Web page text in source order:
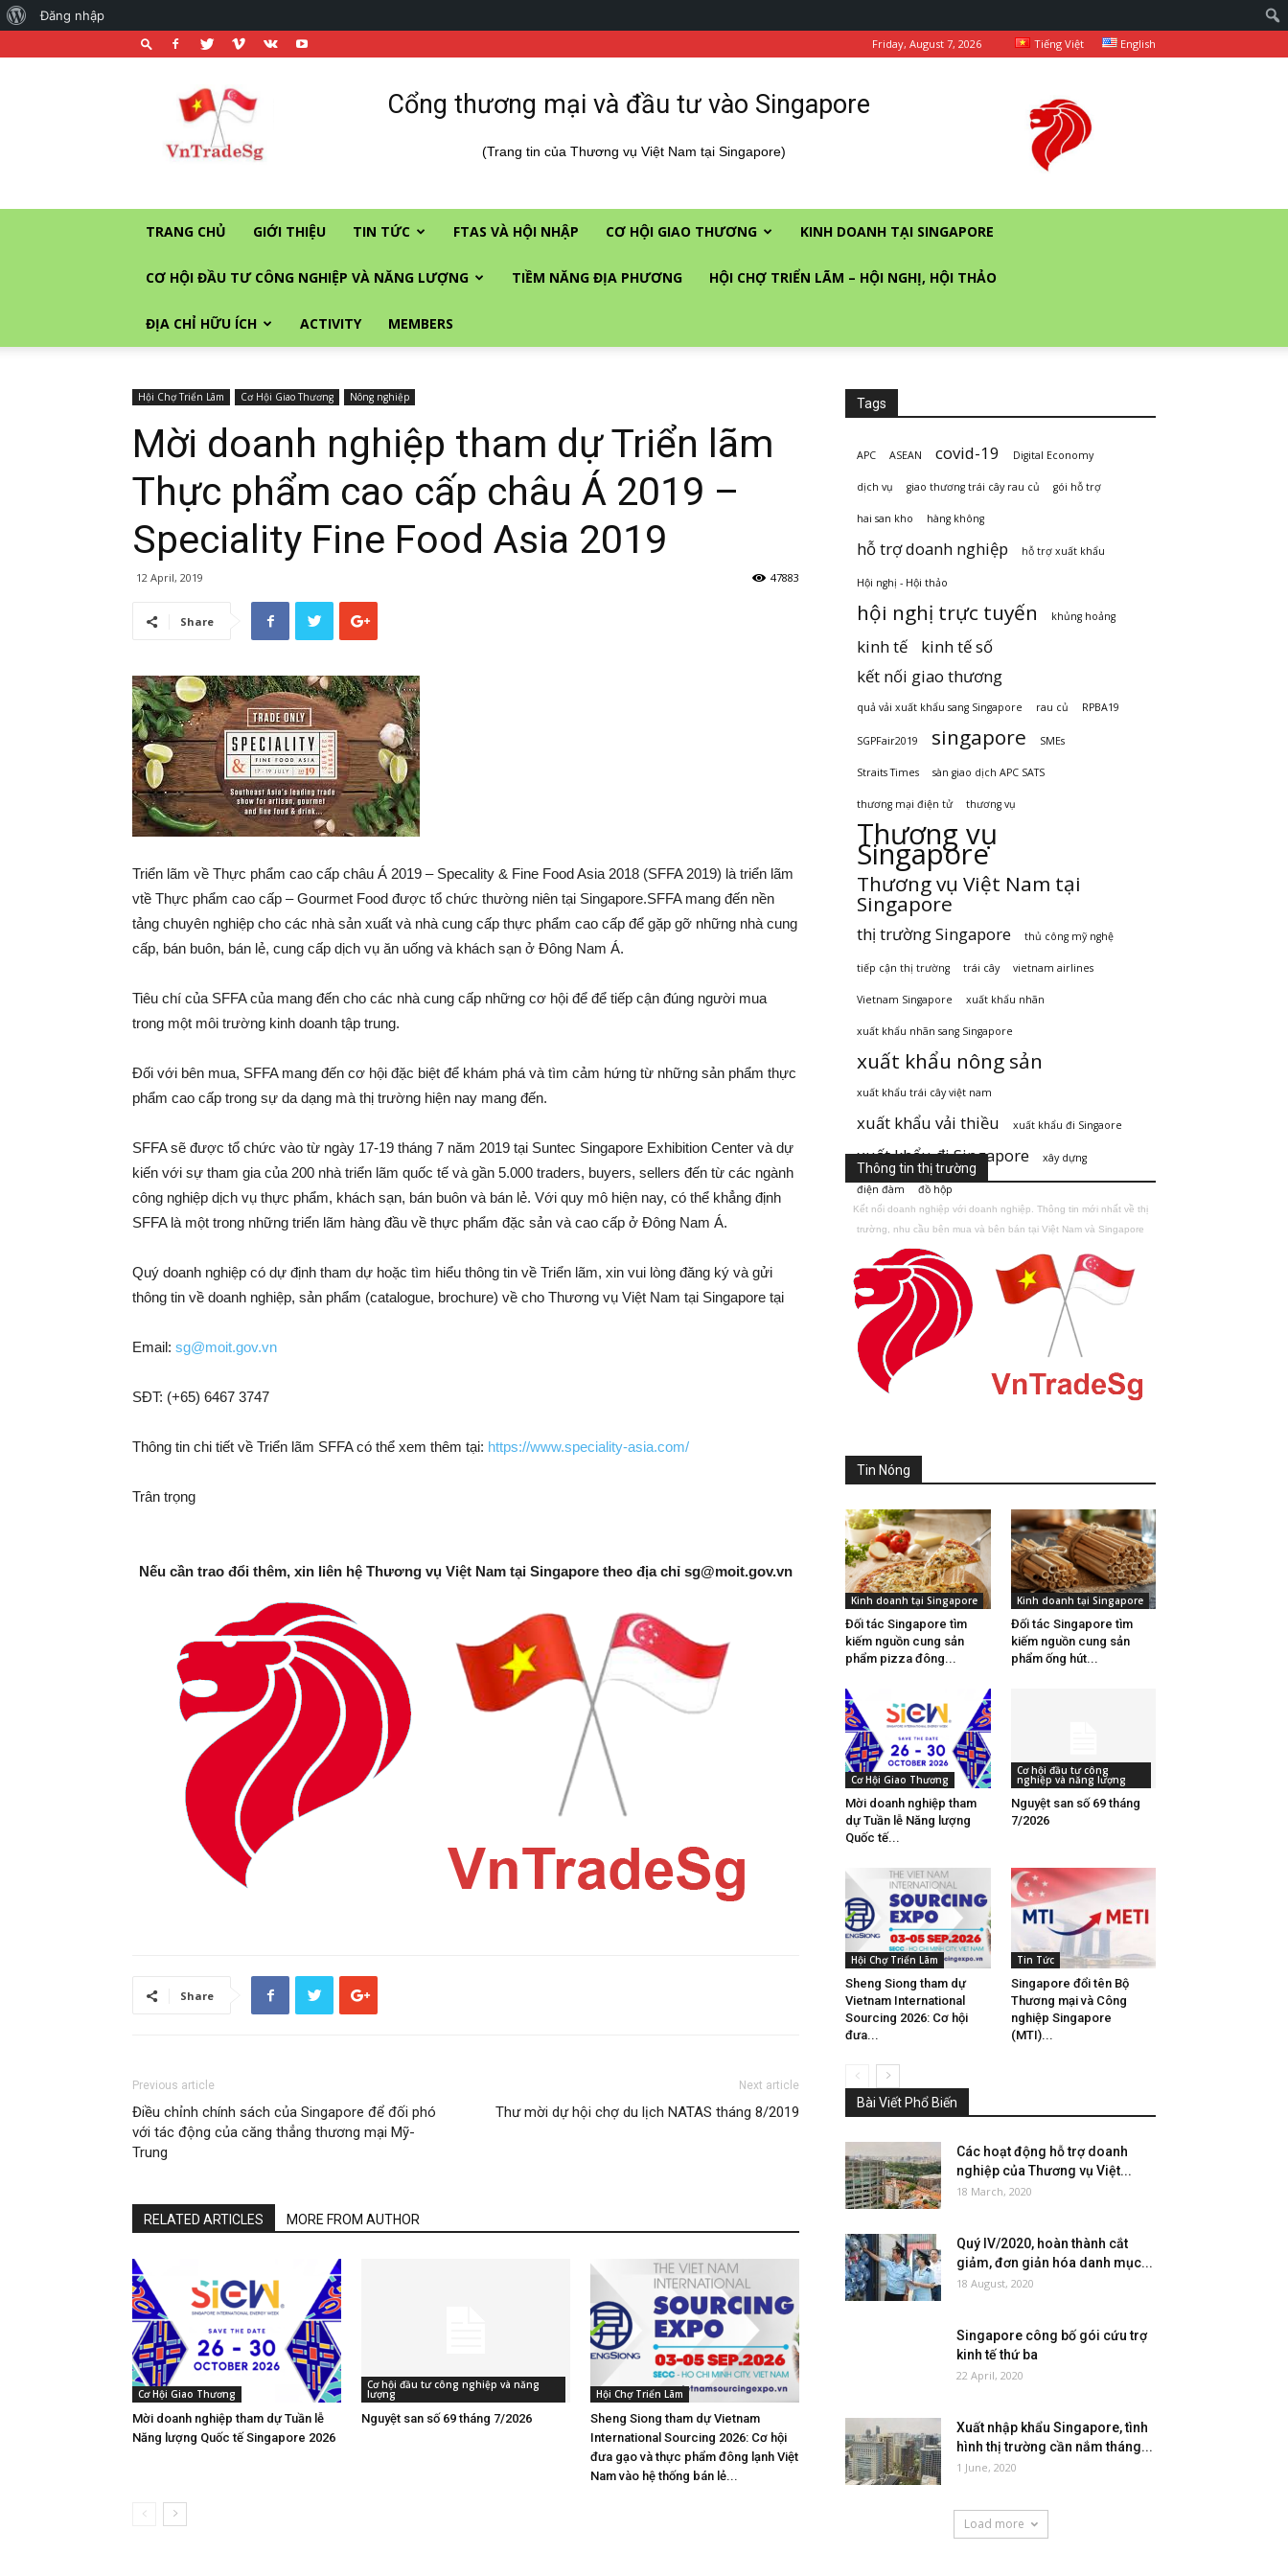
Friday, August 7, 2026 Tiếng Việt English
Cổng
thương
và
vào
Singapore
Cổng thương mại và đầu tư vào Singapore
(Trang tin của Thương vụ Việt Nam tại Singapore)
TRANG CHỦ GIỚI THIỆU TIN TỨC FTAS VÀ HỘI NHẬP CƠ HỘI GIAO THƯƠNG KINH DOANH TẠI SINGAPORE
CƠ HỘI ĐẦU TƯ CÔNG NGHIỆP VÀ NĂNG LƯỢNG TIỀM NĂNG ĐỊA PHƯƠNG HỘI CHỢ TRIỂN LÃM – HỘI NGHỊ, HỘI THẢO
ĐỊA CHỈ HỮU ÍCH ACTIVITY MEMBERS
Hội Chợ Triển Lãm Cơ Hội Giao Thương Nông nghiệp
Mời doanh nghiệp tham dự Triển lãm
Thực phẩm cao cấp châu Á 2019 –
Speciality Fine Food Asia 2019
12 April, 2019 47883
Share
Triển lãm về Thực phẩm cao cấp châu Á 2019 – Specality & Fine Food Asia 2018 (SFFA 2019) là triển lãm
vtề Thực phẩm cao cấp – Gourmet Food được tổ chức thường niên tại Singapore.SFFA mang đến nền
tảng chuyên nghiệp cho các nhà sản xuất và nhà cung cấp thực phẩm cao cấp để gặp gỡ những nhà cung
cấp, bán buôn, bán lẻ, cung cấp dịch vụ ăn uống và khách sạn ở Đông Nam Á.
Tiêu chí của SFFA của mang đến cho các nhà cung cấp những cơ hội để để tiếp cận đúng người mua
trong một môi trường kinh doanh tập trung.
Đối với bên mua, SFFA mang đến cơ hội đặc biệt để khám phá và tìm cảm hứng từ những sản phẩm thực
phẩm cao cấp trong sự da dạng mà thị trường hiện nay mang đến.
SFFA sẽ được tổ chức vào từ ngày 17-19 tháng 7 năm 2019 tại Suntec Singapore Exhibition Center và dự
kiến với sự tham gia của 200 nhà triển lãm quốc tế và gần 5.000 traders, buyers, sellers đến từ các ngành
công nghiệp dịch vụ thực phẩm, khách sạn, bán buôn và bán lẻ. Với quy mô hiện nay, có thể khẳng định
SFFA là một trong những triển lãm hàng đầu về thực phẩm đặc sản và cao cấp ở Đông Nam Á.
Quý doanh nghiệp có dự định tham dự hoặc tìm hiểu thông tin về Triển lãm, xin vui lòng đăng ký và gửi
thông tin về doanh nghiệp, sản phẩm (catalogue, brochure) về cho Thương vụ Việt Nam tại Singapore tại
Email: sg@moit.gov.vn
SĐT: (+65) 6467 3747
Thông tin chi tiết về Triển lãm SFFA có thể xem thêm tại: https://www.speciality-asia.com/
Trân trọng
Nếu cần trao đổi thêm, xin liên hệ Thương vụ Việt Nam tại Singapore theo địa chỉ sg@moit.gov.vn
Share
Previous article
Điều chỉnh chính sách của Singapore để đối phó
với tác động của căng thẳng thương mại Mỹ-
Trung
Next article
Thư mời dự hội chợ du lịch NATAS tháng 8/2019
RELATED ARTICLES MORE FROM AUTHOR
Cơ Hội Giao Thương
Mời doanh nghiệp tham dự Tuần lễ
Năng lượng Quốc tế Singapore 2026
Cơ hội đầu tư công nghiệp và năng
lượng
Nguyệt san số 69 tháng 7/2026
Hội Chợ Triển Lãm
Sheng Siong tham dự Vietnam
International Sourcing 2026: Cơ hội
đưa gạo và thực phẩm đông lạnh Việt
Nam vào hệ thống bán lẻ...
Tags
APC ASEAN covid-19 Digital Economy
dịch vụ giao thương trái cây rau củ gói hỗ trợ
hai san kho hàng không
hỗ trợ doanh nghiệp hỗ trợ xuất khẩu
Hội nghị - Hội thảo
hội nghị trực tuyến khủng hoảng
kinh tế
kinh tế số
kết nối giao thương
quả vải xuất khẩu sang Singapore rau củ RPBA19
SGPFair2019 singapore SMEs
Straits Times sàn giao dịch APC SATS
thương mại điện tử thương vụ
Thương vụ
Singapore
Thương vụ Việt Nam tại
Singapore
thị trường Singapore thủ công mỹ nghệ
tiếp cận thị trường trái cây vietnam airlines
Vietnam Singapore xuất khẩu nhãn
xuất khẩu nhãn sang Singapore
xuất khẩu nông sản
xuất khẩu trái cây việt nam
xuất khẩu vải thiều xuất khẩu đi Singaore
xuất khẩu đi Singapore xây dựng
điện đàm đồ hộp
Thông tin thị trường
Kết nối doanh nghiệp với doanh nghiệp. Thông tin mới nhất về thị
trường, nhu cầu bên mua và bên bán tại Việt Nam và Singapore
Tin Nóng
Kinh doanh tại Singapore
Đối tác Singapore tìm
kiếm nguồn cung sản
phẩm pizza đông...
Kinh doanh tại Singapore
Đối tác Singapore tìm
kiếm nguồn cung sản
phẩm ống hút...
Cơ Hội Giao Thương
Mời doanh nghiệp tham
dự Tuần lễ Năng lượng
Quốc tế...
Cơ hội đầu tư công
nghiệp và năng lượng
Nguyệt san số 69 tháng
7/2026
Hội Chợ Triển Lãm
Sheng Siong tham dự
Vietnam International
Sourcing 2026: Cơ hội
đưa...
Tin Tức
Singapore đổi tên Bộ
Thương mại và Công
nghiệp Singapore
(MTI)...
Bài Viết Phổ Biến
Các hoạt động hỗ trợ doanh
nghiệp của Thương vụ Việt...
18 March, 2020
Quý IV/2020, hoàn thành cắt
giảm, đơn giản hóa danh mục...
18 August, 2020
Singapore công bố gói cứu trợ
kinh tế thứ ba
22 April, 2020
Xuất nhập khẩu Singapore, tình
hình thị trường cần nắm tháng...
1 June, 2020
Load more
About
Đăng nhập